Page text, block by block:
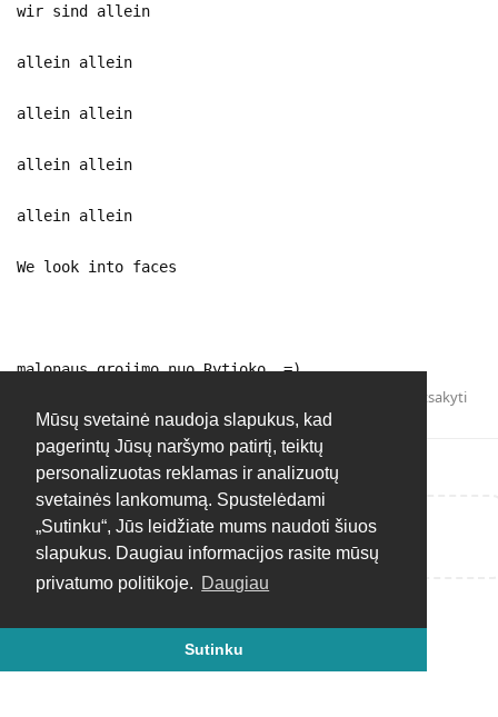
Mūsų svetainė naudoja slapukus, kad
pagerintų Jūsų naršymo patirtį, teiktų
personalizuotas reklamas ir analizuotų
svetainės lankomumą. Spustelėdami
„Sutinku“, Jūs leidžiate mums naudoti šiuos
slapukus. Daugiau informacijos rasite mūsų
privatumo politikoje. Daugiau
Sutinku
wir sind allein
allein allein
allein allein
allein allein
allein allein
We look into faces
malonaus grojimo nuo Rytioko. =)
Atsakyti
Rašyti atsakymą...